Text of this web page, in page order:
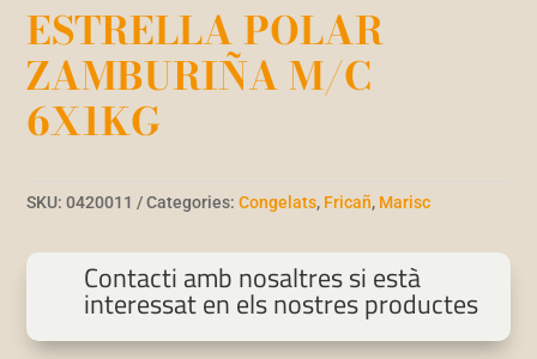
ESTRELLA POLAR
ZAMBURIÑA M/C
6X1KG
SKU:0420011 Categories:Congelats, Fricañ, Marisc
Contacti amb nosaltres si està
interessat en els nostres productes